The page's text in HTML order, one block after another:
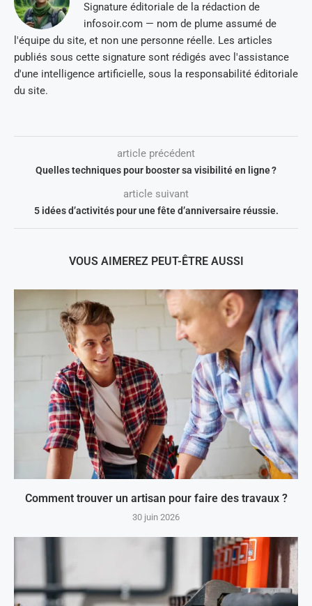
Signature éditoriale de la rédaction de
infosoir.com — nom de plume assumé de
l'équipe du site, et non une personne réelle. Les articles
publiés sous cette signature sont rédigés avec l'assistance
d'une intelligence artificielle, sous la responsabilité éditoriale
du site.
article précédent
Quelles techniques pour booster sa visibilité en ligne ?
article suivant
5 idées d’activités pour une fête d’anniversaire réussie.
VOUS AIMEREZ PEUT-ÊTRE AUSSI
Comment trouver un artisan pour faire des travaux ?
30 juin 2026